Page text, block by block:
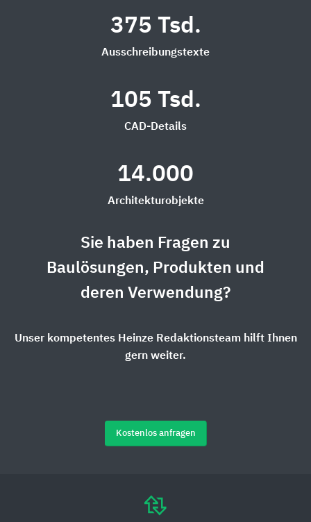
375 Tsd.
Ausschreibungstexte
105 Tsd.
CAD-Details
14.000
Architekturobjekte
Sie haben Fragen zu
Baulösungen, Produkten und
deren Verwendung?
Unser kompetentes Heinze Redaktionsteam hilft Ihnen
gern weiter.
Kostenlos anfragen